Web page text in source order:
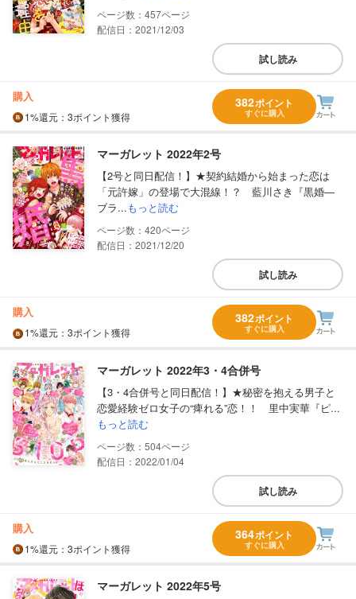
457
配信日：2021/12/03
試し読み
購入
1%還元 ：3ポイント獲得
382ポイント
すぐに購入
マーガレット 2022年2号
【2号と同日配信！】★契約結婚から始まった恋は
「元許嫁」の登場で大混線！？ 藍川さき『黒婚―
ブラ...もっと読む
420
配信日：2021/12/20
試し読み
購入
1%還元 ：3ポイント獲得
382ポイント
すぐに購入
マーガレット 2022年3・4合併号
【3・4合併号と同日配信！】★秘密を抱える男子と
恋愛経験ゼロ女子の“痺れる”恋！！ 里中実華『ピ...
もっと読む
504
配信日：2022/01/04
試し読み
購入
1%還元 ：3ポイント獲得
364ポイント
すぐに購入
マーガレット 2022年5号